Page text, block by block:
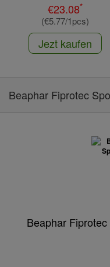
€23.08*
(€5.77/1pcs)
Jezt kaufen
Beaphar Fiprotec
Beaphar